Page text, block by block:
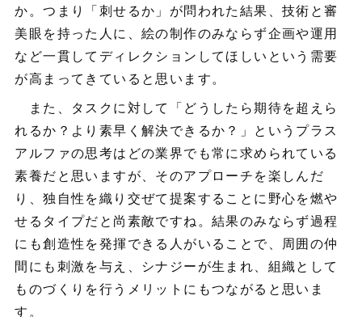
か。つまり「刺せるか」が問われた結果、技術と審
美眼を持った人に、絵の制作のみならず企画や運用
など一貫してディレクションしてほしいという需要
が高まってきていると思います。
また、タスクに対して「どうしたら期待を超えら
れるか？より素早く解決できるか？」というプラス
アルファの思考はどの業界でも常に求められている
素養だと思いますが、そのアプローチを楽しんだ
り、独自性を織り交ぜて提案することに野心を燃や
せるタイプだと尚素敵ですね。結果のみならず過程
にも創造性を発揮できる人がいることで、周囲の仲
間にも刺激を与え、シナジーが生まれ、組織として
ものづくりを行うメリットにもつながると思いま
す。